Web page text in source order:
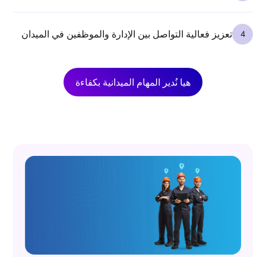
تعزيز فعالية التواصل بين الإدارة والموظفين في الميدان
هيا نُدير المهام الميدانية بكفاءة